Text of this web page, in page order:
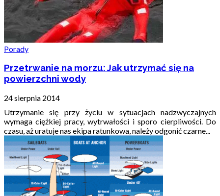
Porady
Przetrwanie na morzu: Jak utrzymać się na
powierzchni wody
24 sierpnia 2014
Utrzymanie się przy życiu w sytuacjach nadzwyczajnych
wymaga ciężkiej pracy, wytrwałości i sporo cierpliwości. Do
czasu, aż uratuje nas ekipa ratunkowa, należy odgonić czarne...